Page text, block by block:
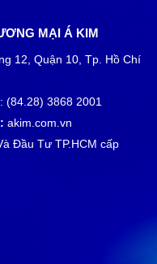
MẠI Á KIM
12, Quận 10, Tp. Hồ Chí
(84.28) 3868 2001
akim.com.vn
Đầu Tư TP.HCM cấp